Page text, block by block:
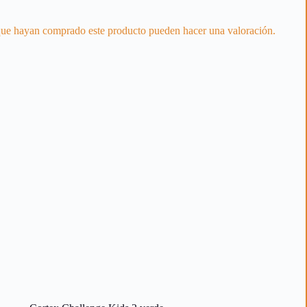
hayan comprado este producto pueden hacer una valoración.